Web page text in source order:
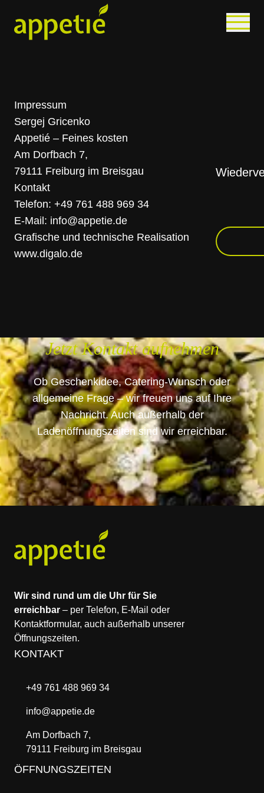
Zum Hauptinhalt springen
Impressum
Sergej Gricenko
Appetié – Feines kosten
Am Dorfbach 7,
79111 Freiburg im Breisgau
Kontakt
Telefon: +49 761 488 969 34
E-Mail: info@appetie.de
Grafische und technische Realisation
www.digalo.de
Jetzt Kontakt aufnehmen
Ob Geschenkidee, Catering-Wunsch oder
allgemeine Frage – wir freuen uns auf Ihre
Nachricht. Auch außerhalb der
Ladenöffnungszeiten sind wir erreichbar.
Wir sind rund um die Uhr für Sie
erreichbar – per Telefon, E-Mail oder
Kontaktformular, auch außerhalb unserer
Öffnungszeiten.
KONTAKT
+49 761 488 969 34
info@appetie.de
Am Dorfbach 7,
79111 Freiburg im Breisgau
ÖFFNUNGSZEITEN